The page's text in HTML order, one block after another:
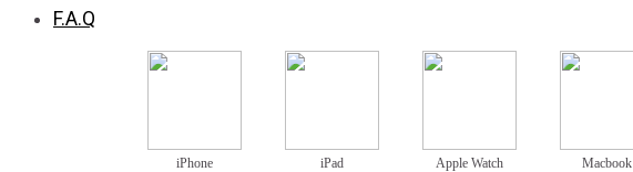
F.A.Q
iPhone iPad Apple Watch Macbook